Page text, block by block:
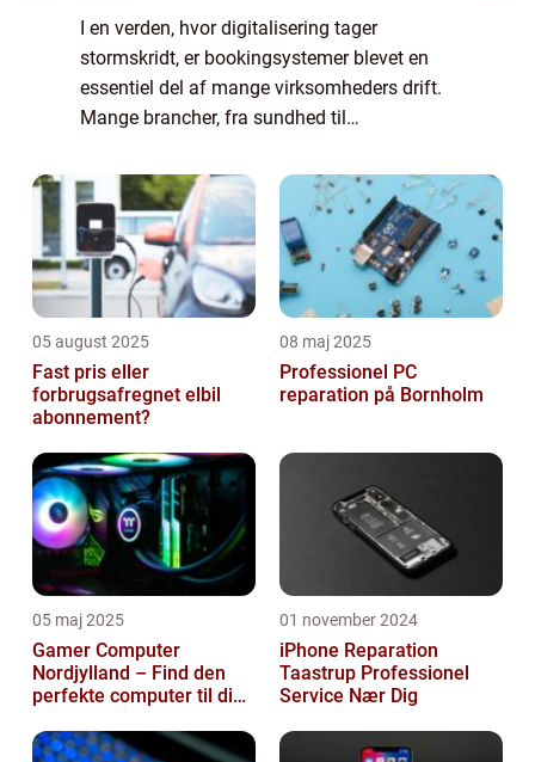
I en verden, hvor digitalisering tager
stormskridt, er bookingsystemer blevet en
essentiel del af mange virksomheders drift.
Mange brancher, fra sundhed til
effektive bookingsystemer. Men hvad er et
bookings...
05 august 2025
Fast pris eller
forbrugsafregnet elbil
abonnement?
08 maj 2025
Professionel PC
reparation på Bornholm
05 maj 2025
Gamer Computer
Nordjylland – Find den
perfekte computer til din
01 november 2024
iPhone Reparation
Taastrup Professionel
Service Nær Dig